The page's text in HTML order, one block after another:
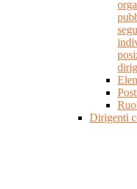
Dirigenti